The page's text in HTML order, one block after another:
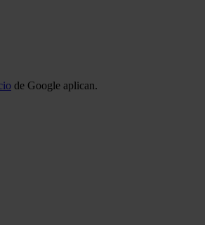
de Google aplican.